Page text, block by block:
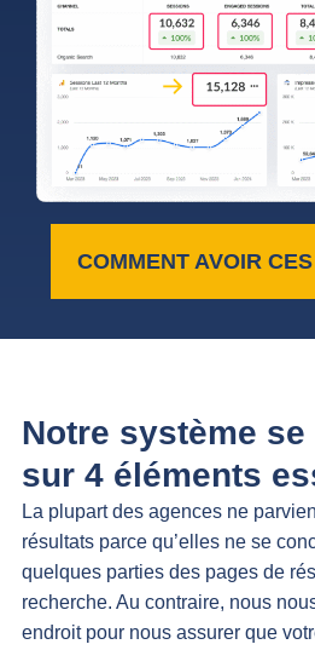
COMMENT AVOIR
Notre système
sur 4 éléments
La plupart des agences ne
résultats parce qu’elles ne se
quelques parties des pages de
recherche. Au contraire, nous
endroit pour nous assurer que